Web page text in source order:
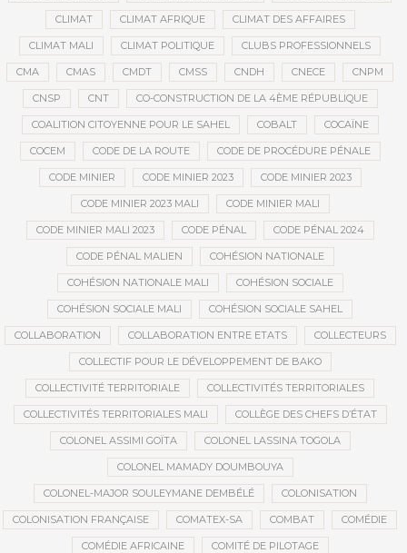
CLIMAT CLIMAT AFRIQUE CLIMAT DES AFFAIRES
CLIMAT MALI CLIMAT POLITIQUE CLUBS PROFESSIONNELS
CMA CMAS CMDT CMSS CNDH CNECE CNPM
CNSP CNT CO-CONSTRUCTION DE LA 4ÈME RÉPUBLIQUE
COALITION CITOYENNE POUR LE SAHEL COBALT COCAÏNE
COCEM CODE DE LA ROUTE CODE DE PROCÉDURE PÉNALE
CODE MINIER CODE MINIER 2023 CODE MINIER 2023
CODE MINIER 2023 MALI CODE MINIER MALI
CODE MINIER MALI 2023 CODE PÉNAL CODE PÉNAL 2024
CODE PÉNAL MALIEN COHÉSION NATIONALE
COHÉSION NATIONALE MALI COHÉSION SOCIALE
COHÉSION SOCIALE MALI COHÉSION SOCIALE SAHEL
COLLABORATION COLLABORATION ENTRE ETATS COLLECTEURS
COLLECTIF POUR LE DÉVELOPPEMENT DE BAKO
COLLECTIVITÉ TERRITORIALE COLLECTIVITÉS TERRITORIALES
COLLECTIVITÉS TERRITORIALES MALI COLLÈGE DES CHEFS D’ÉTAT
COLONEL ASSIMI GOÏTA COLONEL LASSINA TOGOLA
COLONEL MAMADY DOUMBOUYA
COLONEL-MAJOR SOULEYMANE DEMBÉLÉ COLONISATION
COLONISATION FRANÇAISE COMATEX-SA COMBAT COMÉDIE
COMÉDIE AFRICAINE COMITÉ DE PILOTAGE